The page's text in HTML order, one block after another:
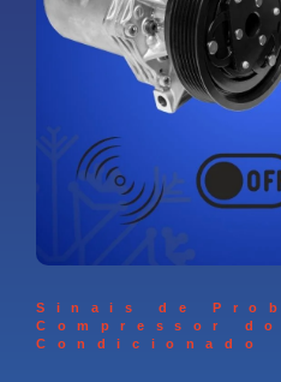
Sinais de
Compressor
Condicionado